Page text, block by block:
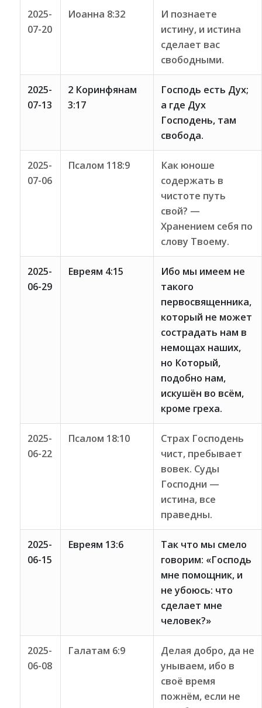
2025-
07-20
Иоанна 8:32
И познаете
истину, и истина
сделает вас
свободными.
2025-
07-13
2 Коринфянам
3:17
Господь есть Дух;
а где Дух
Господень, там
свобода.
2025-
07-06
Псалом 118:9
Как юноше
содержать в
чистоте путь
свой? —
Хранением себя по
слову Твоему.
2025-
06-29
Евреям 4:15
Ибо мы имеем не
такого
первосвященника,
который не может
сострадать нам в
немощах наших,
но Который,
подобно нам,
искушён во всём,
кроме греха.
2025-
06-22
Псалом 18:10
Страх Господень
чист, пребывает
вовек. Суды
Господни —
истина, все
праведны.
2025-
06-15
Евреям 13:6
Так что мы смело
говорим: «Господь
мне помощник, и
не убоюсь: что
сделает мне
человек?»
2025-
06-08
Галатам 6:9
Делая добро, да не
унываем, ибо в
своё время
пожнём, если не